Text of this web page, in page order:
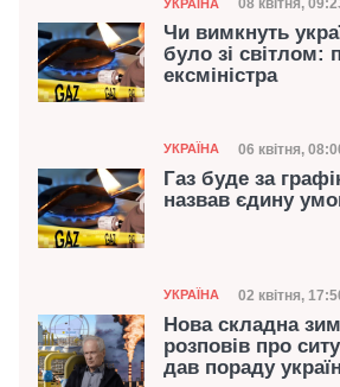
УКРАЇНА Дата
08 квітня,
Чи вимкнуть
було зі світлом:
ексміністра
Категорія
УКРАЇНА Дата
06 квітня,
Газ буде за
назвав єдину
Категорія
УКРАЇНА Дата
02 квітня,
Нова складна
розповів про
дав пораду